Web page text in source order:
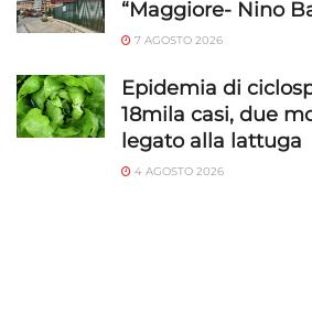
“Maggiore- Nino
7 AGOSTO 2026
Epidemia di
18mila casi, due
legato alla lattuga
4 AGOSTO 2026